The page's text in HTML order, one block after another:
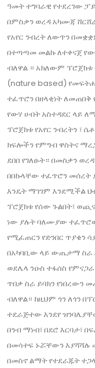
ዓመት ተግባራዊ የተደረገው
በምስቃን ወረዳ አካሙጃ
የአየር ንብረት ለውጥን
በተጣጣመ መልኩ ለተቀናጀ
ብለዋል ። አክለውም ፕሮጀክቱ
(nature based)
ተፈጥሮን በዘላቂነት
የውሃ ሀብት አስተዳደር ላይ
ፕሮጀክቱ የአየር ንብረትን ፣
ክፍሎችን የምግብ ዋስትና
ደበበ የገለፁት። በመስቃን
በበኩላቸው ተፈጥሮን መሰረት
እንዴት ማገገም እንደሚችል
ፕሮጀክቱ የሰው ጉልበት፣
ነው ያሉት ባለሙያው
የሚፈጠርን የድንበር ጥያቄን
በአካባቢው ላይ ውጤታማ ስራ
ወደሌላ ንዑስ ተፋሰስ
ጥበቃ ስራ ይባክን የነበረውን
ብለዋል። ከዚህም ጎን ለጎን
ተደራጅተው እንደየ
በንብ ማነብ፣ በደሮ እርባታ፣
በመሳተፍ ኑሯቸውን እያሻሻሉ
በመስኖ ልማት የተደራጁት